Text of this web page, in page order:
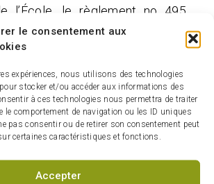
le consentement aux
expériences, nous utilisons des technologies
stocker et/ou accéder aux informations des
à ces technologies nous permettra de traiter
le comportement de navigation ou les ID uniques
pas consentir ou de retirer son consentement peut
certaines caractéristiques et fonctions.
Accepter
l’École, le règlement no 495
lecode d’éthique et de
des élus municipaux de la Ville
etremplaçant le règlement no
no 495 (2026)